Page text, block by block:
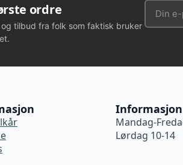
ordre
tilbud fra folk som faktisk bruker
Informasjon
Mandag-
Lørdag 10-14